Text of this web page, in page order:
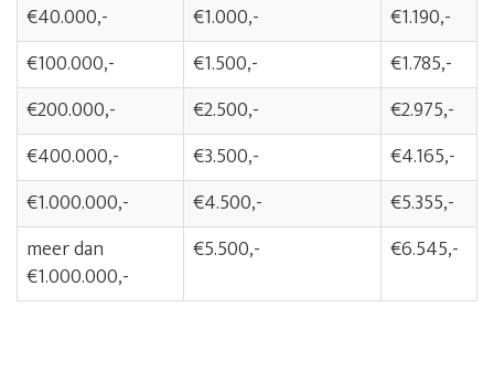
€40.000,-
€1.000,-
€1.190,-
€100.000,-
€1.500,-
€1.785,-
€200.000,-
€2.500,-
€2.975,-
€400.000,-
€3.500,-
€4.165,-
€1.000.000,-
€4.500,-
€5.355,-
meer dan
€1.000.000,-
€5.500,- €6.545,-